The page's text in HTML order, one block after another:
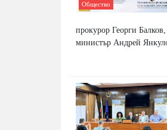
Общество
прокурор Георги
министър Андрей